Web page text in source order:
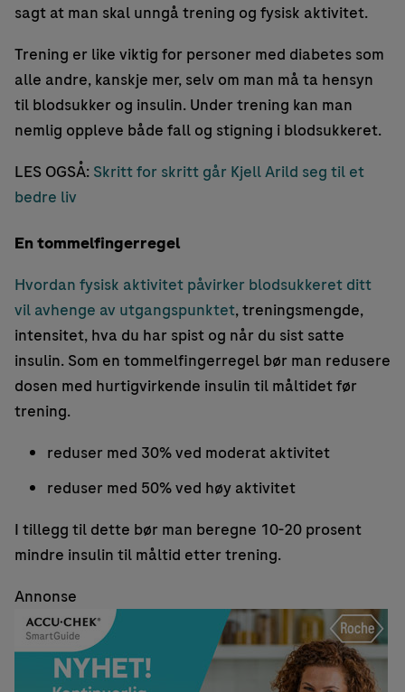
sagt at man skal unngå trening og fysisk aktivitet.
Trening er like viktig for personer med diabetes som
alle andre, kanskje mer, selv om man må ta hensyn
til blodsukker og insulin. Under trening kan man
nemlig oppleve både fall og stigning i blodsukkeret.
LES OGSÅ: Skritt for skritt går Kjell Arild seg til et
bedre liv
En tommelfingerregel
Hvordan fysisk aktivitet påvirker blodsukkeret ditt
vil avhenge av utgangspunktet, treningsmengde,
intensitet, hva du har spist og når du sist satte
insulin. Som en tommelfingerregel bør man redusere
dosen med hurtigvirkende insulin til måltidet før
trening.
reduser med 30% ved moderat aktivitet
reduser med 50% ved høy aktivitet
I tillegg til dette bør man beregne 10-20 prosent
mindre insulin til måltid etter trening.
Annonse